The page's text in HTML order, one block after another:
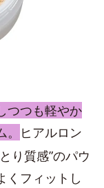
つつも軽やか
ヒアルロン
り質感”のパウ
くフィットし